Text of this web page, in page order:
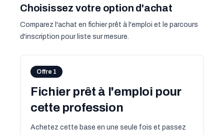
Choisissez votre option d'achat
Comparez l'achat en fichier prêt à l'emploi et le parcours
d'inscription pour liste sur mesure.
Offre 1
Fichier prêt à l'emploi pour
cette profession
Achetez cette base en une seule fois et passez